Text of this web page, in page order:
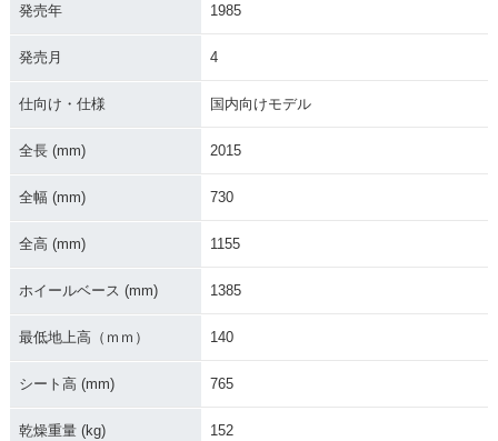
新登場
発売年 1985
発売月 4
仕向け・仕様 国内向けモデル
全長 (mm) 2015
全幅 (mm) 730
全高 (mm) 1155
ホイールベース (mm) 1385
最低地上高（ｍｍ） 140
シート高 (mm) 765
乾燥重量 (kg) 152